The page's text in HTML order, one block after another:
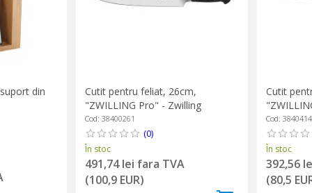
din
Cutit pentru feliat, 26cm,
"ZWILLING Pro" - Zwilling
Cod: 38400261
(0)
În stoc
491,74 lei fara TVA
(100,9 EUR)
Cutit
Cod:
În stoc
392,56
(80,5